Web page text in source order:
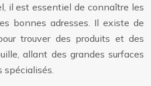
il est essentiel de connaître les
bonnes adresses. Il existe de
trouver des produits et des
allant des grandes surfaces